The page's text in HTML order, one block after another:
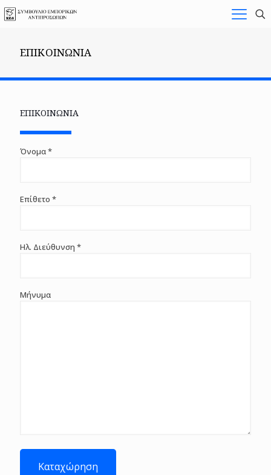
ΕΠΙΚΟΙΝΩΝΙΑ
ΕΠΙΚΟΙΝΩΝΙΑ
Όνομα *
Επίθετο *
Ηλ. Διεύθυνση *
Μήνυμα